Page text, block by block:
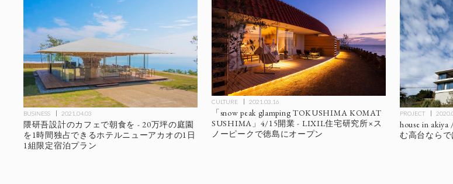
BUSINESS 2021.04.03
隈研吾設計のカフェで朝食を - 20万坪の庭園
を1時間独占できるホテルニューアカオの1日
1組限定宿泊プラン
CULTURE 2021.03.16
「snow peak glamping ​TOKUSHIMA KOMAT
SUSHIMA」4/15開業 - LIXIL住宅研究所×ス
ノーピークで徳島にオープン
PROJECT
house in
む高台なら